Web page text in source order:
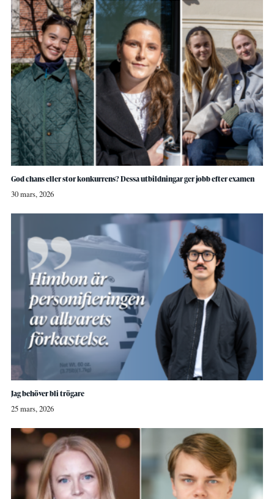
God chans eller stor konkurrens? Dessa utbildningar ger jobb efter examen
30 mars, 2026
Jag behöver bli trögare
25 mars, 2026